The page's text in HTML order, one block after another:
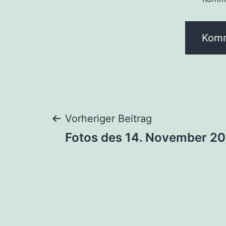
Vorheriger Beitrag
Fotos des 14. November